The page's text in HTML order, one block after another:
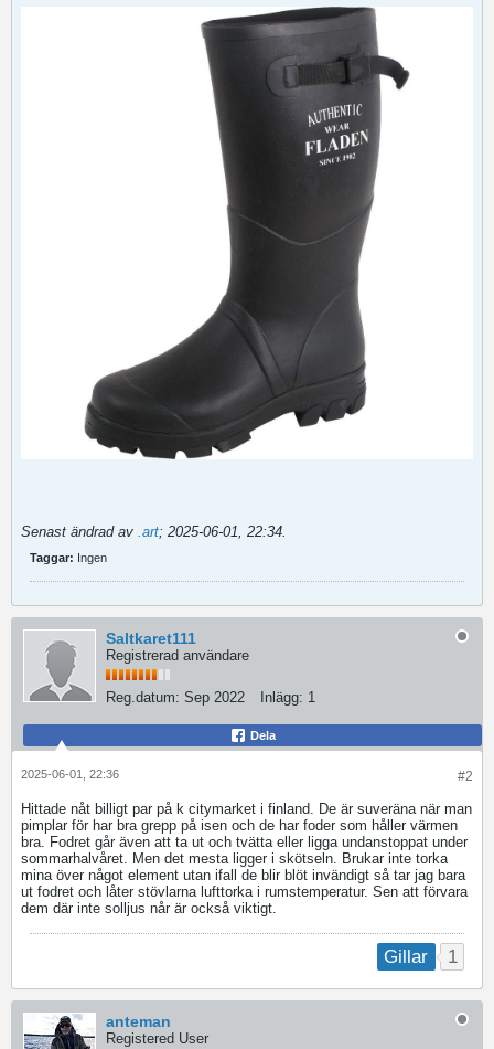
Senast ändrad av .art; 2025-06-01, 22:34.
Taggar: Ingen
Saltkaret111
Registrerad användare
Reg.datum: Sep 2022 Inlägg: 1
Dela
#2
2025-06-01, 22:36
Hittade nåt billigt par på k citymarket i finland. De är suveräna när man
pimplar för har bra grepp på isen och de har foder som håller värmen
bra. Fodret går även att ta ut och tvätta eller ligga undanstoppat under
sommarhalvåret. Men det mesta ligger i skötseln. Brukar inte torka
mina över något element utan ifall de blir blöt invändigt så tar jag bara
ut fodret och låter stövlarna lufttorka i rumstemperatur. Sen att förvara
dem där inte solljus når är också viktigt.
Gillar 1
anteman
Registered User